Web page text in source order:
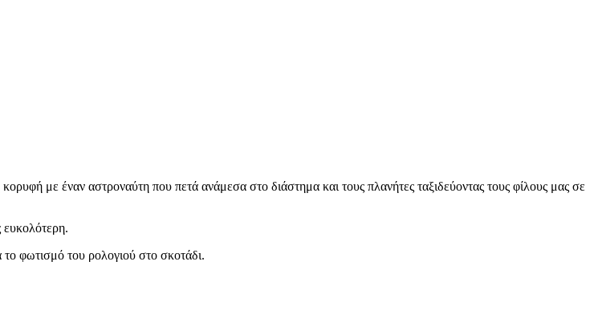
με έναν αστροναύτη που πετά ανάμεσα στο διάστημα και τους πλανήτες ταξιδεύοντας τους φίλους μας σε
ευκολότερη.
το φωτισμό του ρολογιού στο σκοτάδι.